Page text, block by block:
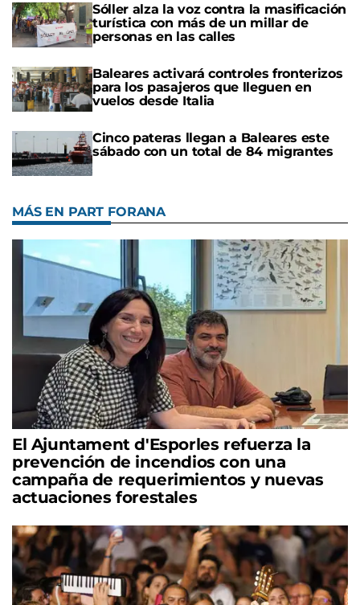
Sóller alza la voz contra la masificación
turística con más de un millar de
personas en las calles
Baleares activará controles fronterizos
para los pasajeros que lleguen en
vuelos desde Italia
Cinco pateras llegan a Baleares este
sábado con un total de 84 migrantes
MÁS EN PART FORANA
El Ajuntament d'Esporles refuerza la
prevención de incendios con una
campaña de requerimientos y nuevas
actuaciones forestales